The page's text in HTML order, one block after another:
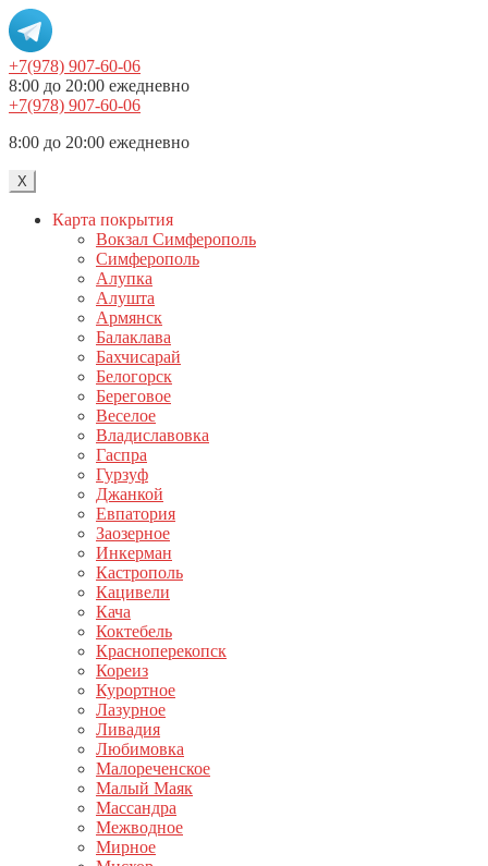
+7(978) 907-60-06
8:00 до 20:00 ежедневно
+7(978) 907-60-06
8:00 до 20:00 ежедневно
X
Карта покрытия
Вокзал Симферополь
Симферополь
Алупка
Алушта
Армянск
Балаклава
Бахчисарай
Белогорск
Береговое
Веселое
Владиславовка
Гаспра
Гурзуф
Джанкой
Евпатория
Заозерное
Инкерман
Кастрополь
Кацивели
Кача
Коктебель
Красноперекопск
Кореиз
Курортное
Лазурное
Ливадия
Любимовка
Малореченское
Малый Маяк
Массандра
Межводное
Мирное